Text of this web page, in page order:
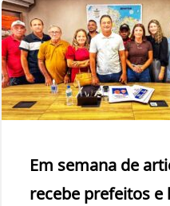
Em semana de
recebe prefeitos e